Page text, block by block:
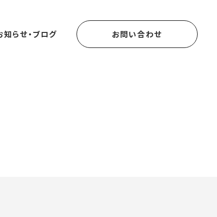
知らせ・ブログ お問い合わせ